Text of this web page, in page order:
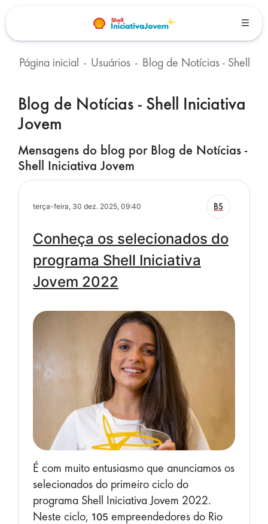
Página inicial Usuários
Blocos
Blog de Notícias - Shell Iniciativa
Jovem
Mensagens do blog por Blog de Notícias -
Shell Iniciativa Jovem
terça-feira, 30 dez. 2025, 09:40 BS
Conheça os selecionados do
programa Shell Iniciativa
Jovem 2022
É com muito entusiasmo que anunciamos os
selecionados do primeiro ciclo do
programa Shell Iniciativa Jovem 2022.
Neste ciclo, 105 empreendedores do Rio